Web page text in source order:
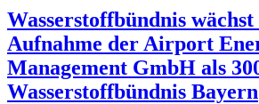
Wasserstoffbündnis
Aufnahme der Airport
Management GmbH als
Wasserstoffbündnis Bayern